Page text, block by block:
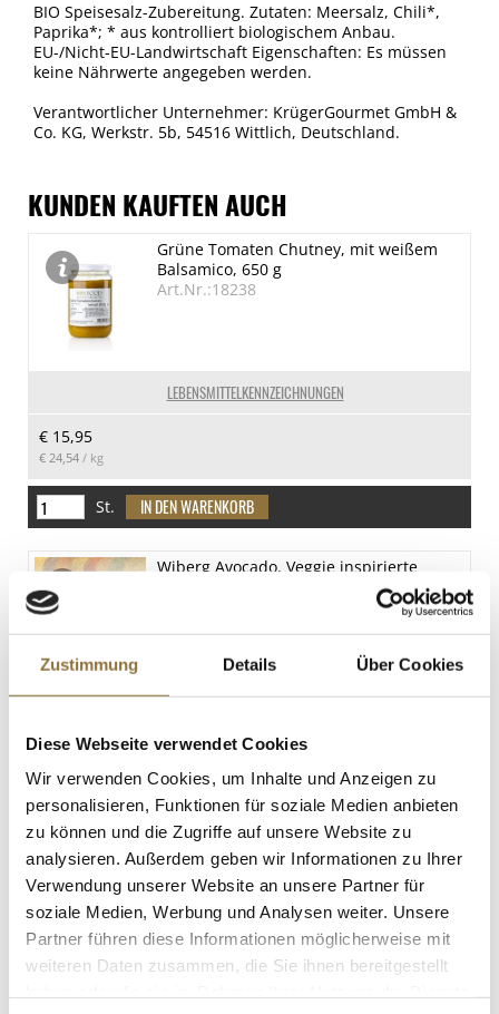
Zustimmung Details Über Cookies
Diese Webseite verwendet Cookies
Wir verwenden Cookies, um Inhalte und Anzeigen zu
personalisieren, Funktionen für soziale Medien anbieten
zu können und die Zugriffe auf unsere Website zu
analysieren. Außerdem geben wir Informationen zu Ihrer
Verwendung unserer Website an unsere Partner für
soziale Medien, Werbung und Analysen weiter. Unsere
Partner führen diese Informationen möglicherweise mit
weiteren Daten zusammen, die Sie ihnen bereitgestellt
BIO Speisesalz-Zubereitung. Zutaten: Meersalz, Chili*,
Paprika*; * aus kontrolliert biologischem Anbau.
EU-/Nicht-EU-Landwirtschaft Eigenschaften: Es müssen
keine Nährwerte angegeben werden.
Verantwortlicher Unternehmer: KrügerGourmet GmbH &
Co. KG, Werkstr. 5b, 54516 Wittlich, Deutschland.
KUNDEN KAUFTEN AUCH
LEBENSMITTELKENNZEICHNUNGEN
Grüne Tomaten Chutney, mit weißem
Balsamico, 650 g
Art.Nr.:18238
€ 15,95
€ 24,54 / kg
St.
Wiberg Avocado, Veggie inspirierte
€ 5,99
€ 59,90/ kg
St.
Eingelegte ganze Zitronen, gesalzen,
710 g, ATG 400g
Art.Nr.:50566